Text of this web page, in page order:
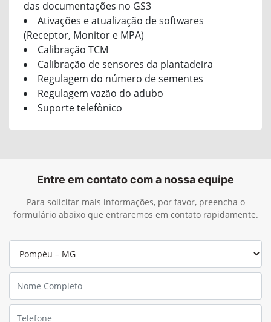
das documentações no GS3
Ativações e atualização de softwares
(Receptor, Monitor e MPA)
Calibração TCM
Calibração de sensores da plantadeira
Regulagem do número de sementes
Regulagem vazão do adubo
Suporte telefônico
Entre em contato com a nossa equipe
Para solicitar mais informações, por favor, preencha o
formulário abaixo que entraremos em contato rapidamente.